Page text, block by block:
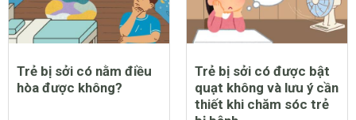
Trẻ bị sởi có nằm điều
hòa được không?
Trẻ bị sởi có được bật
quạt không và lưu ý cần
thiết khi chăm sóc trẻ